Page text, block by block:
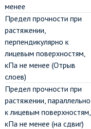
менее
Предел прочности при
растяжении,
перпендикулярно к
лицевым поверхностям,
кПа не менее (Отрыв
слоев)
Предел прочности при
растяжении, параллельно
к лицевым поверхностям,
кПа не менее (на сдвиг)